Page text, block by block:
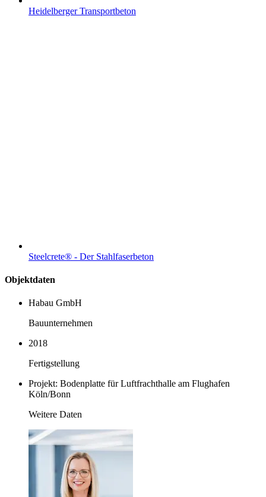
Heidelberger Transportbeton
Steelcrete® - Der Stahlfaserbeton
Objektdaten
Habau GmbH
Bauunternehmen
2018
Fertigstellung
Projekt: Bodenplatte für Luftfrachthalle am Flughafen
Köln/Bonn
Weitere Daten